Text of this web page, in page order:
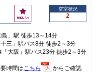
お
気
入
り
空室状況
2
島」駅 徒歩13～14分
三」駅バス8分 徒歩2～3分
「大阪」駅バス23分 徒歩2～3分
時間はこちら
からご確認